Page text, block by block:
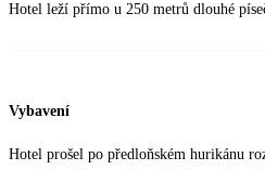
Hotel leží přímo u 250 metrů dlouhé
Vybavení
Hotel prošel po předloňském hurikánu